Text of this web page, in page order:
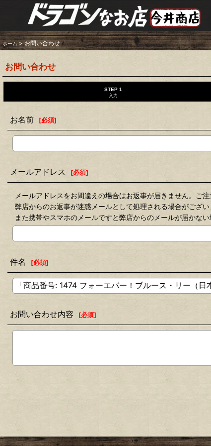
ホーム > お問い合わせ
お問い合わせ
STEP 1
入力
お名前 [必須]
メールアドレス [必須]
メールアドレスをお間違えの場合はお返事が届きません。ご注
弊店からのお返事が迷惑メールとして処理される場合がござ
また携帯やスマホのメールですと弊店からのメールが届かな
件名 [必須]
お問い合わせ内容 [必須]